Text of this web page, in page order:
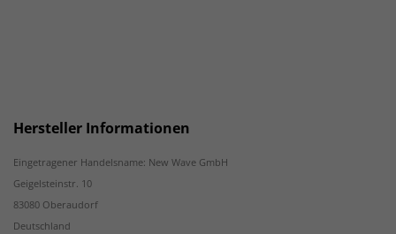
Hersteller Informationen
Eingetragener Handelsname: New Wave GmbH
Geigelsteinstr. 10
83080 Oberaudorf
Deutschland